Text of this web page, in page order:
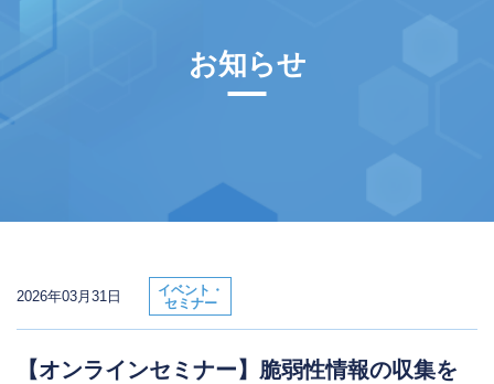
お知らせ
2026年03月31日
イベント・
セミナー
【オンラインセミナー】脆弱性情報の収集を